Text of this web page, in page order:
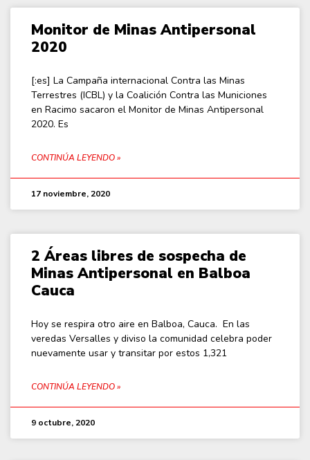
Monitor de Minas Antipersonal
2020
[:es] La Campaña internacional Contra las Minas
Terrestres (ICBL) y la Coalición Contra las Municiones
en Racimo sacaron el Monitor de Minas Antipersonal
2020. Es
CONTINÚA LEYENDO »
17 noviembre, 2020
2 Áreas libres de sospecha de
Minas Antipersonal en Balboa
Cauca
Hoy se respira otro aire en Balboa, Cauca. En las
veredas Versalles y diviso la comunidad celebra poder
nuevamente usar y transitar por estos 1,321
CONTINÚA LEYENDO »
9 octubre, 2020